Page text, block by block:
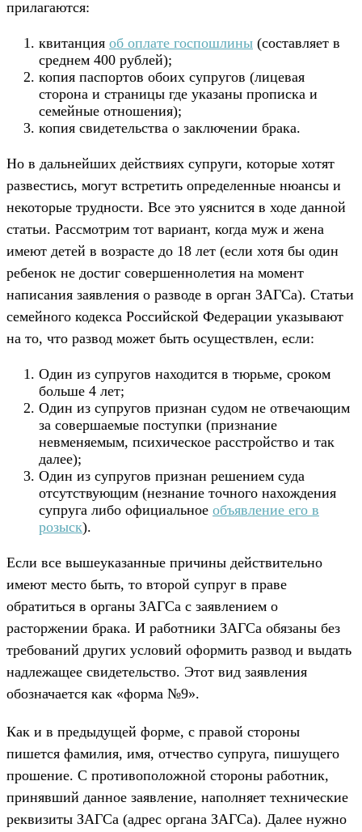
прилагаются:
квитанция об оплате госпошлины (составляет в
среднем 400 рублей);
копия паспортов обоих супругов (лицевая
сторона и страницы где указаны прописка и
семейные отношения);
копия свидетельства о заключении брака.
Но в дальнейших действиях супруги, которые хотят
развестись, могут встретить определенные нюансы и
некоторые трудности. Все это уяснится в ходе данной
статьи. Рассмотрим тот вариант, когда муж и жена
имеют детей в возрасте до 18 лет (если хотя бы один
ребенок не достиг совершеннолетия на момент
написания заявления о разводе в орган ЗАГСа). Статьи
семейного кодекса Российской Федерации указывают
на то, что развод может быть осуществлен, если:
Один из супругов находится в тюрьме, сроком
больше 4 лет;
Один из супругов признан судом не отвечающим
за совершаемые поступки (признание
невменяемым, психическое расстройство и так
далее);
Один из супругов признан решением суда
отсутствующим (незнание точного нахождения
супруга либо официальное объявление его в
розыск).
Если все вышеуказанные причины действительно
имеют место быть, то второй супруг в праве
обратиться в органы ЗАГСа с заявлением о
расторжении брака. И работники ЗАГСа обязаны без
требований других условий оформить развод и выдать
надлежащее свидетельство. Этот вид заявления
обозначается как «форма №9».
Как и в предыдущей форме, с правой стороны
пишется фамилия, имя, отчество супруга, пишущего
прошение. С противоположной стороны работник,
принявший данное заявление, наполняет технические
реквизиты ЗАГСа (адрес органа ЗАГСа). Далее нужно